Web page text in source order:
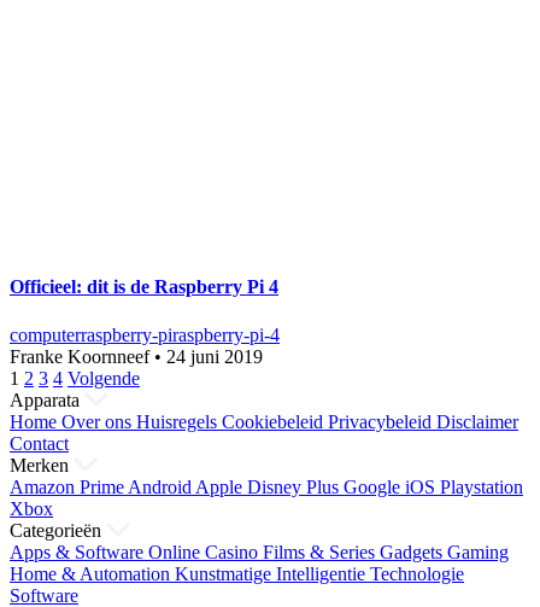
Officieel: dit is de Raspberry Pi 4
computerraspberry-piraspberry-pi-4
Franke Koornneef• 24 juni 2019
Berichten
paginering
1 2 3 4 Volgende
Apparata
Home Over ons Huisregels Cookiebeleid Privacybeleid Disclaimer
Contact
Merken
Amazon Prime Android Apple Disney Plus Google iOS Playstation
Xbox
Categorieën
Apps & Software Online Casino Films & Series Gadgets Gaming
Home & Automation Kunstmatige Intelligentie Technologie
Software